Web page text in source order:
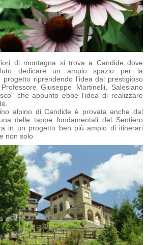
di montagna si trova a Candide dove
dedicare un ampio spazio per la
progetto riprendendo l'idea dal prestigioso
Giuseppe Martinelli, Salesiano
che appunto ebbe l'idea di realizzare
alpino di Candide è provata anche dal
delle tappe fondamentali del Sentiero
in un progetto ben più ampio di itinerari
non solo